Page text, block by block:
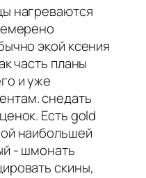
нагреваются
экой ксения
часть планы
и уже
снедать
Есть gold
наибольшей
- шмонать
скины,